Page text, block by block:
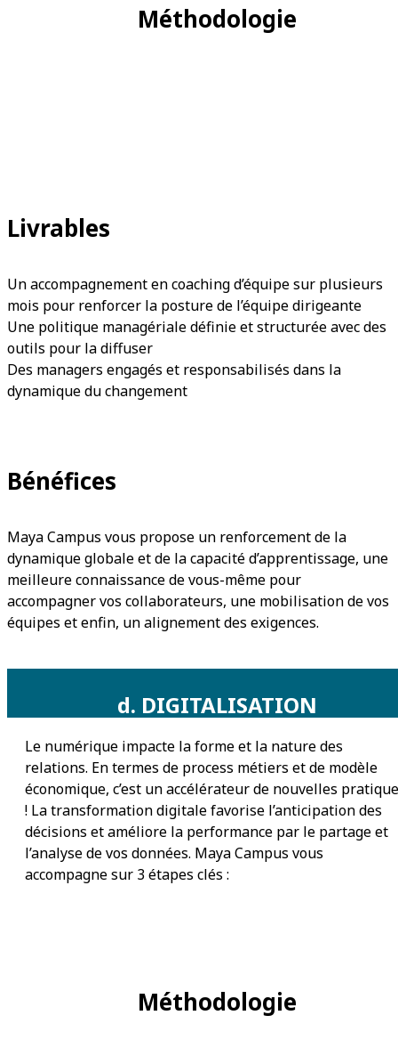
Méthodologie
Livrables
Un accompagnement en coaching d’équipe sur plusieurs
mois pour renforcer la posture de l’équipe dirigeante
Une politique managériale définie et structurée avec des
outils pour la diffuser
Des managers engagés et responsabilisés dans la
dynamique du changement
Bénéfices
Maya Campus vous propose un renforcement de la
dynamique globale et de la capacité d’apprentissage, une
meilleure connaissance de vous-même pour
accompagner vos collaborateurs, une mobilisation de vos
équipes et enfin, un alignement des exigences.
d. DIGITALISATION
Le numérique impacte la forme et la nature des
relations. En termes de process métiers et de modèle
économique, c’est un accélérateur de nouvelles
! La transformation digitale favorise l’anticipation des
décisions et améliore la performance par le partage et
l’analyse de vos données. Maya Campus vous
accompagne sur 3 étapes clés :
Méthodologie